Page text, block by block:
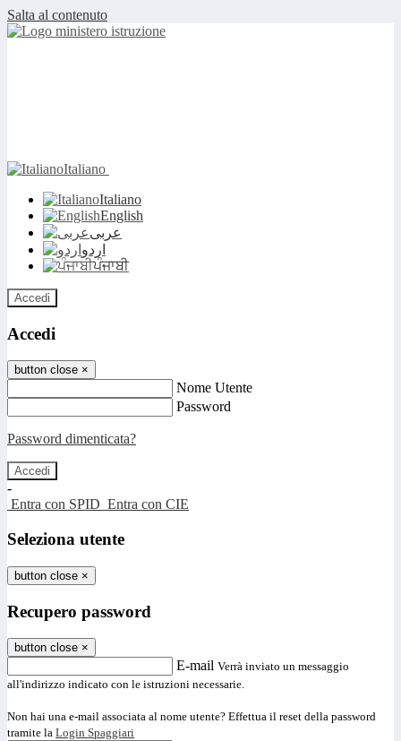
Salta al contenuto
Italiano
Italiano
English
عربى
اردو
ਪੰਜਾਬੀ
Accedi
Accedi
button close ×
Nome Utente
Password
Password dimenticata?
-
Entra con SPID Entra con CIE
Seleziona utente
button close ×
Recupero password
button close ×
E-mail Verrà inviato un messaggio
all'indirizzo indicato con le istruzioni necessarie.
Non hai una e-mail associata al nome utente? Effettua il reset della password
tramite la Login Spaggiari